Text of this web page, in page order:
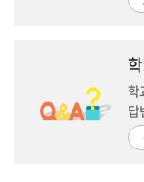
학
답